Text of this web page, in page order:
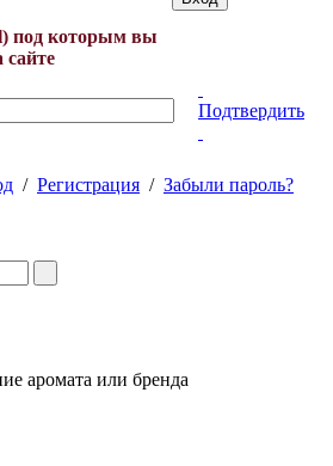
под которым вы
сайте
Подтвердить
/ Регистрация / Забыли пароль?
аромата или бренда